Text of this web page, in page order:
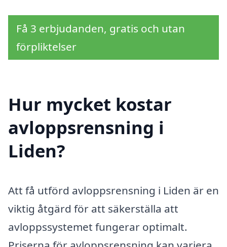
Få 3 erbjudanden, gratis och utan
förpliktelser
Hur mycket kostar
avloppsrensning i
Liden?
Att få utförd avloppsrensning i Liden är en
viktig åtgärd för att säkerställa att
avloppssystemet fungerar optimalt.